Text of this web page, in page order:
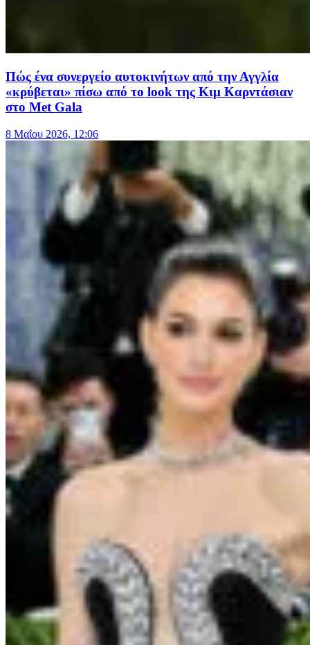
Πώς ένα συνεργείο αυτοκινήτων από την Αγγλία
«κρύβεται» πίσω από το look της Κιμ Καρντάσιαν
στο Met Gala
8 Μαΐου 2026, 12:06